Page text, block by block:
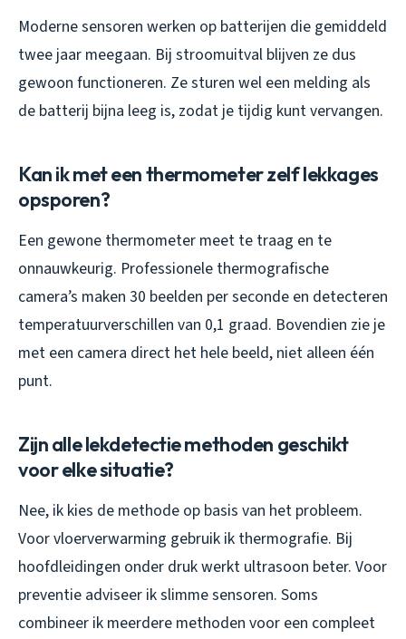
Moderne sensoren werken op batterijen die gemiddeld
twee jaar meegaan. Bij stroomuitval blijven ze dus
gewoon functioneren. Ze sturen wel een melding als
de batterij bijna leeg is, zodat je tijdig kunt vervangen.
Kan ik met een thermometer zelf lekkages
opsporen?
Een gewone thermometer meet te traag en te
onnauwkeurig. Professionele thermografische
camera’s maken 30 beelden per seconde en detecteren
temperatuurverschillen van 0,1 graad. Bovendien zie je
met een camera direct het hele beeld, niet alleen één
punt.
Zijn alle lekdetectie methoden geschikt
voor elke situatie?
Nee, ik kies de methode op basis van het probleem.
Voor vloerverwarming gebruik ik thermografie. Bij
hoofdleidingen onder druk werkt ultrasoon beter. Voor
preventie adviseer ik slimme sensoren. Soms
combineer ik meerdere methoden voor een compleet